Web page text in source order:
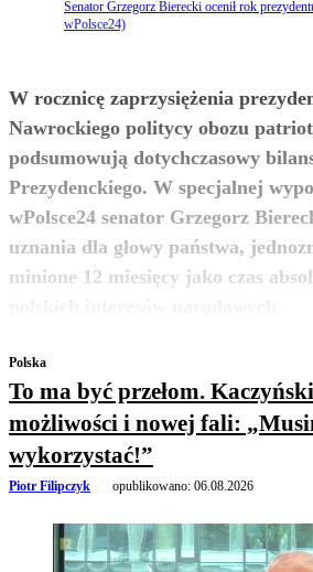
Senator Grzegorz Bierecki ocenił rok
wPolsce24)
W rocznicę zaprzysiężenia
Nawrockiego politycy obozu
podsumowują dotychczasowy
Prezydenckiego. W specjalnej
wPolsce24 senator Grzegorz
uznania dla głowy państwa,
minione 12 miesięcy jako czas
zobacz
Polska
To ma być przełom.
możliwości i nowej fali:
wykorzystać!”
Piotr Filipczyk opublikowano: 06.08.2026